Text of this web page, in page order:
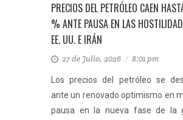
PRECIOS DEL PETRÓLEO CAEN
% ANTE PAUSA EN LAS
EE. UU. E IRÁN
27 de Julio, 2026 / 8:01 pm
Los precios del petróleo se
ante un renovado optimismo en
pausa en la nueva fase de la